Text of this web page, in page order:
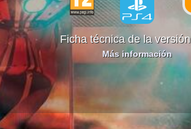
Ficha técnica de la versión
Más información